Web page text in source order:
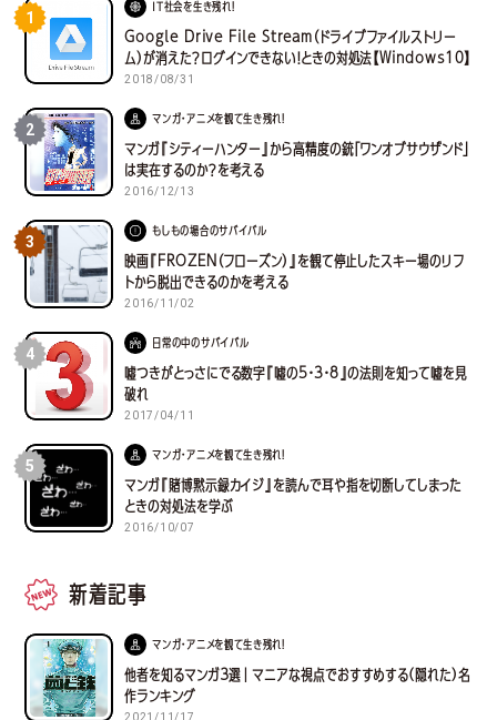
1
IT社会を生き残れ！
Google Drive File Stream（ドライブファイルストリー
ム）が消えた？ログインできない！ときの対処法【Windows10】
2018/08/31
2
マンガ・アニメを観て生き残れ！
マンガ『シティーハンター』から高精度の銃「ワンオブサウザンド」
は実在するのか？を考える
2016/12/13
3
もしもの場合のサバイバル
映画『FROZEN（フローズン）』を観て停止したスキー場のリフ
トから脱出できるのかを考える
2016/11/02
4
日常の中のサバイバル
嘘つきがとっさにでる数字『嘘の5・3・8』の法則を知って嘘を見
破れ
2017/04/11
5
マンガ・アニメを観て生き残れ！
マンガ『賭博黙示録カイジ』を読んで耳や指を切断してしまった
ときの対処法を学ぶ
2016/10/07
新着記事
マンガ・アニメを観て生き残れ！
他者を知るマンガ３選｜マニアな視点でおすすめする(隠れた)名
作ランキング
2021/11/17